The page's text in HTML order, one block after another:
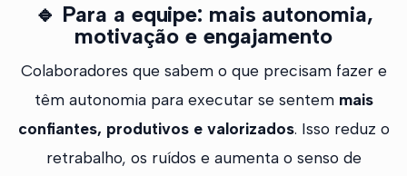
🔹 Para a equipe: mais autonomia,
motivação e engajamento
Colaboradores que sabem o que precisam fazer e
têm autonomia para executar se sentem mais
confiantes, produtivos e valorizados. Isso reduz o
retrabalho, os ruídos e aumenta o senso de